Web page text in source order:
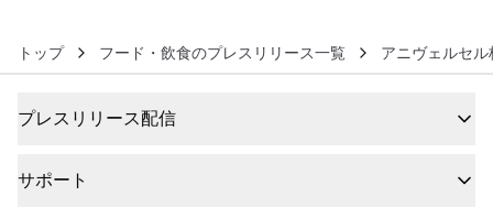
トップ フード・飲食のプレスリリース一覧 アニヴェルセル
プレスリリース配信
サポート